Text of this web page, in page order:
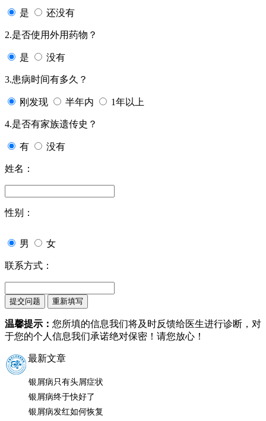
是 还没有
2.是否使用外用药物？
是 没有
3.患病时间有多久？
刚发现 半年内 1年以上
4.是否有家族遗传史？
有 没有
姓名：
性别：
男 女
联系方式：
温馨提示： 您所填的信息我们将及时反馈给医生进行诊断，对
于您的个人信息我们承诺绝对保密！请您放心！
最新文章
银屑病只有头屑症状
银屑病终于快好了
银屑病发红如何恢复